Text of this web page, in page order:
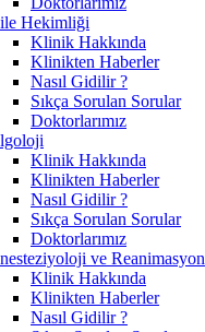
Hekimliği
Klinik Hakkında
Klinikten Haberler
Nasıl Gidilir ?
Sıkça Sorulan Sorular
Doktorlarımız
Klinik Hakkında
Klinikten Haberler
Nasıl Gidilir ?
Sıkça Sorulan Sorular
Doktorlarımız
ve Reanimasyon
Klinik Hakkında
Klinikten Haberler
Nasıl Gidilir ?